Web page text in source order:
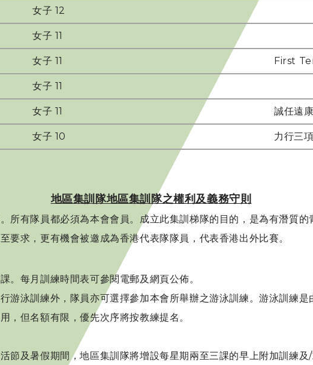
女子 12
女子 11
女子 11 First
女子 11
女子 11 誠任遠
女子 10 力行三
地區集訓隊地區集訓隊之權利及義務守則
所有隊員都必須為本會會員。成立此集訓梯隊的目的，是為有潛質的
要求，更有機會被邀成為香港代表隊隊員，代表香港出外比賽。
。每月訓練時間表可參閱電郵及網頁公佈。
游泳訓練外，隊員亦可選擇參加本會所舉辦之游泳訓練。游泳訓練
，但名額有限，優先次序將按教練提名。
節及暑假期間，地區集訓隊將增設每星期兩至三課的早上附加訓練